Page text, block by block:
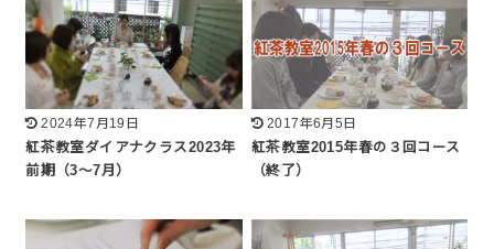
2024年7月19日
紅茶教室ダイアナクラス2023年
前期（3～7月）
2017年6月5日
紅茶教室2015年春の３回コース
（終了）